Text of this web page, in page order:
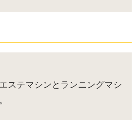
ステマシンとランニングマシ